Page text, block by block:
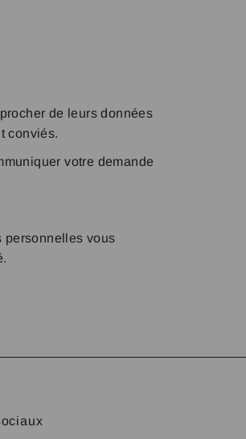
de leurs données
conviés.
votre demande
personnelles vous